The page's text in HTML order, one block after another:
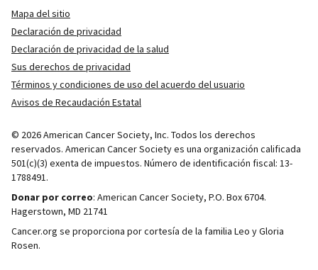
Mapa del sitio
Declaración de privacidad
Declaración de privacidad de la salud
Sus derechos de privacidad
Términos y condiciones de uso del acuerdo del usuario
Avisos de Recaudación Estatal
© 2026 American Cancer Society, Inc. Todos los derechos
reservados. American Cancer Society es una organización calificada
501(c)(3) exenta de impuestos. Número de identificación fiscal: 13-
1788491.
Donar por correo: American Cancer Society, P.O. Box 6704.
Hagerstown, MD 21741
Cancer.org se proporciona por cortesía de la familia Leo y Gloria
Rosen.